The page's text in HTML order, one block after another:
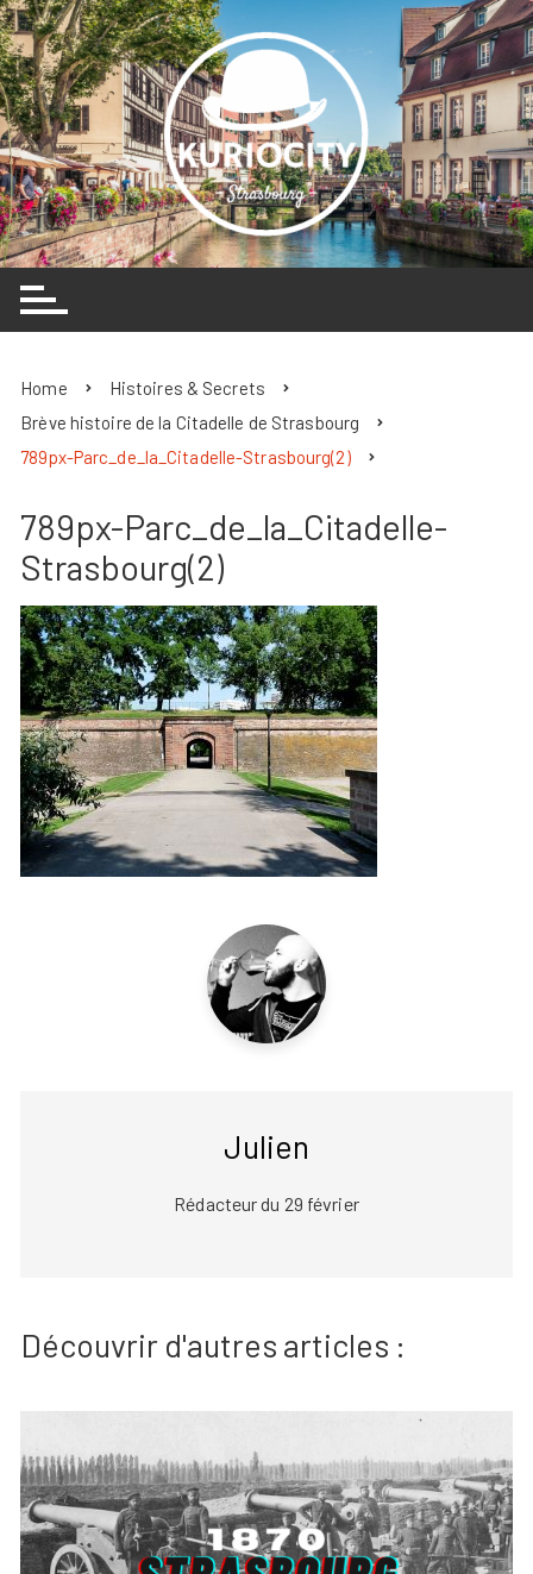
Skip
to
content
Home
Histoires & Secrets
Brève histoire de la Citadelle de Strasbourg
789px-Parc_de_la_Citadelle-Strasbourg(2)
789px-Parc_de_la_Citadelle-
Strasbourg(2)
Julien
Rédacteur du 29 février
Découvrir d'autres articles :